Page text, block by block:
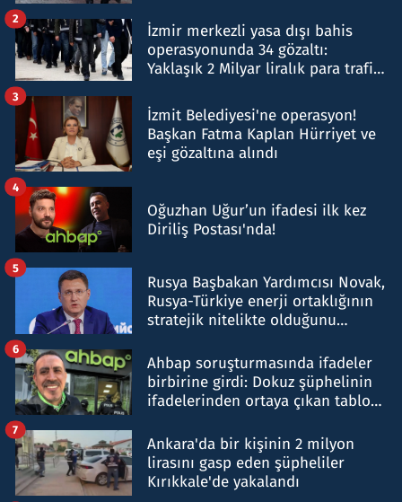
İzmir merkezli yasa dışı bahis
operasyonunda 34 gözaltı:
Yaklaşık 2 Milyar liralık para trafiği
2
İzmit Belediyesi'ne operasyon!
Başkan Fatma Kaplan Hürriyet ve
eşi gözaltına alındı
3
Oğuzhan Uğur’un ifadesi ilk kez
Diriliş Postası'nda!
4
Rusya Başbakan Yardımcısı Novak,
Rusya-Türkiye enerji ortaklığının
stratejik nitelikte olduğunu
5
Ahbap soruşturmasında ifadeler
birbirine girdi: Dokuz şüphelinin
ifadelerinden ortaya çıkan tablo
6
Ankara'da bir kişinin 2 milyon
lirasını gasp eden şüpheliler
Kırıkkale'de yakalandı
7